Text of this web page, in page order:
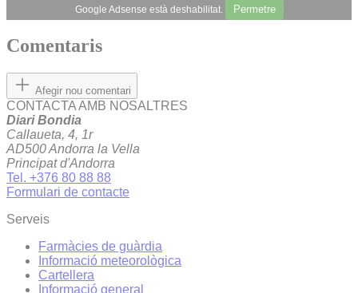
Google Adsense està deshabilitat. Permetre
Comentaris
Afegir nou comentari
CONTACTA AMB NOSALTRES
Diari Bondia
Callaueta, 4, 1r
AD500 Andorra la Vella
Principat d'Andorra
Tel. +376 80 88 88
Formulari de contacte
Serveis
Farmàcies de guàrdia
Informació meteorològica
Cartellera
Informació general